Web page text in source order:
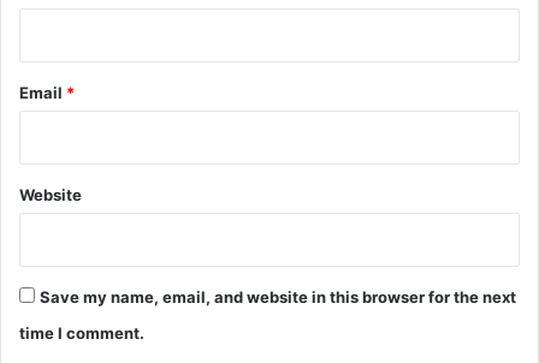
Email *
Website
Save my name, email, and website in this browser for the next
time I comment.